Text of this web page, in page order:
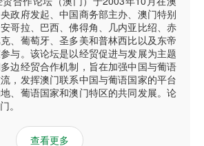
政府发起、中国商务部主办、澳门特别
哥拉、巴西、佛得角、几内亚比绍、赤
、葡萄牙、圣多美和普林西比以及东帝
与。该论坛是以经贸促进与发展为主题
边经贸合作机制，旨在加强中国与葡语
，发挥澳门联系中国与葡语国家的平台
、葡语国家和澳门特区的共同发展。论
。
查看更多